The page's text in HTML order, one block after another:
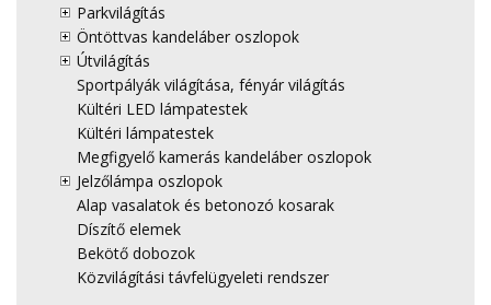
Parkvilágítás
Öntöttvas kandeláber oszlopok
Útvilágítás
Sportpályák világítása, fényár világítás
Kültéri LED lámpatestek
Kültéri lámpatestek
Megfigyelő kamerás kandeláber oszlopok
Jelzőlámpa oszlopok
Alap vasalatok és betonozó kosarak
Díszítő elemek
Bekötő dobozok
Közvilágítási távfelügyeleti rendszer